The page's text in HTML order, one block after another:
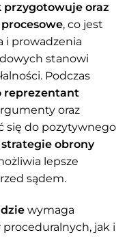
przygotowuje oraz
, co jest
i prowadzenia
stanowi
Podczas
reprezentant
oraz
się do pozytywnego
obrony
lepsze
sądem.
wymaga
jak i